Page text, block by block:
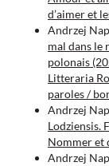
d’aimer et
Andrzej
mal dans le
polonais
Litteraria
paroles /
Andrzej
Lodziensis.
Nommer et
Andrzej